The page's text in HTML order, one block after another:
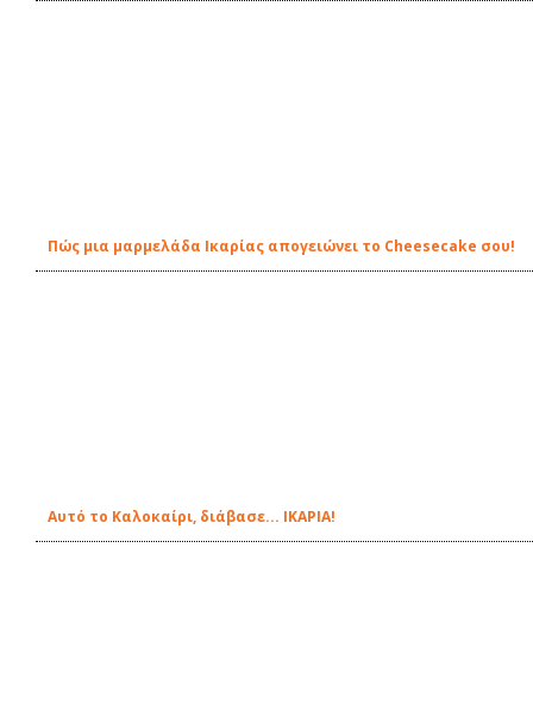
Πώς μια μαρμελάδα Ικαρίας απογειώνει το Cheesecake σου!
Αυτό το Καλοκαίρι, διάβασε... ΙΚΑΡΙΑ!